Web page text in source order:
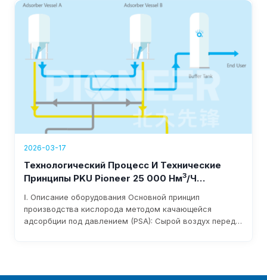
обеспечивает быстрое внедрение, потребление
электроэнергии менее 0,3 кВт·ч/Нм³ и ежегодную
экономию в размере 1-8 миллионов долларов.
2026-03-17
Технологический Процесс И Технические
Принципы PKU Pioneer 25 000 Нм3/ч
Оборудование Для Производства Кислорода
Ⅰ. Описание оборудования Основной принцип
производства кислорода методом качающейся
адсорбции под давлением (PSA): Сырой воздух перед